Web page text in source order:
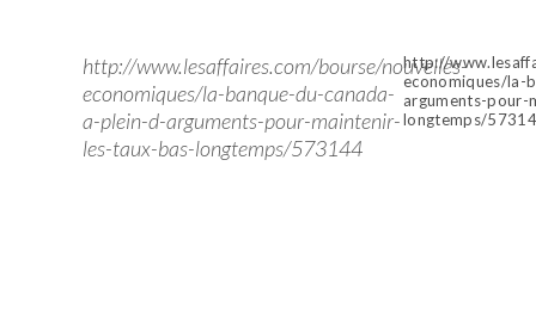
http://www.lesaffaires.com/bourse/nouvelles-
economiques/la-banque-du-canada-
a-plein-d-arguments-pour-maintenir-
les-taux-bas-longtemps/573144
http://
economiques/la-
arguments-pour-
longtemps/